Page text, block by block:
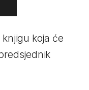
koja će